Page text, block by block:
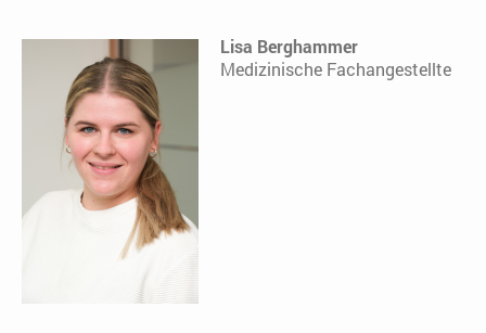
Lisa Berghammer
Medizinische Fachangestellte